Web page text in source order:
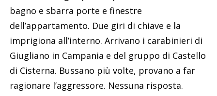
bagno e sbarra porte e finestre
dell’appartamento. Due giri di chiave e la
imprigiona all’interno. Arrivano i carabinieri di
Giugliano in Campania e del gruppo di Castello
di Cisterna. Bussano più volte, provano a far
ragionare l’aggressore. Nessuna risposta.